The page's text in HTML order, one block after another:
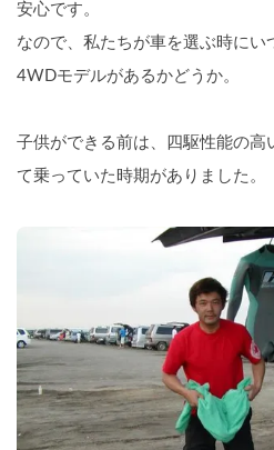
安心です。
なので、私たちが車を選ぶ時にい
4WDモデルがあるかどうか。
子供ができる前は、四駆性能の高
て乗っていた時期がありました。